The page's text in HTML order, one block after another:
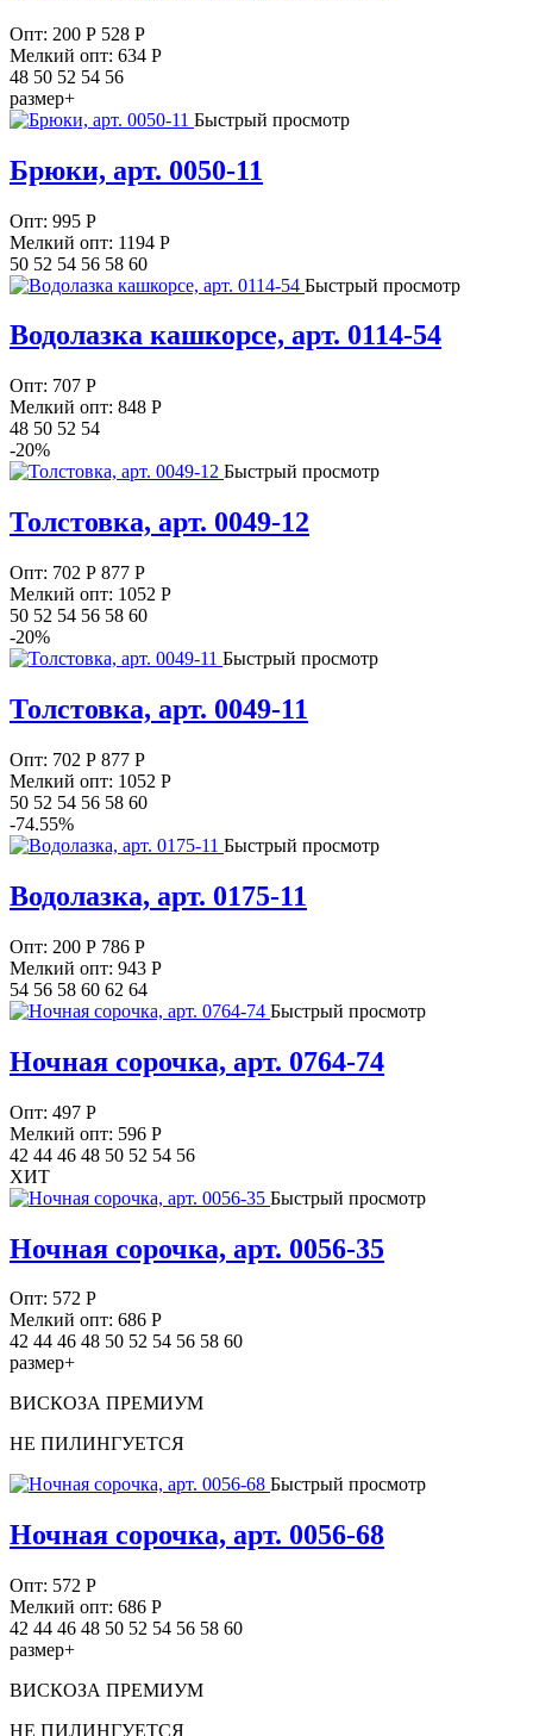
Опт: 200 Р 528 Р
Мелкий опт: 634 Р
48 50 52 54 56
размер+
Быстрый просмотр
Брюки, арт. 0050-11
Опт: 995 Р
Мелкий опт: 1194 Р
50 52 54 56 58 60
Быстрый просмотр
Водолазка кашкорсе, арт. 0114-54
Опт: 707 Р
Мелкий опт: 848 Р
48 50 52 54
-20%
Быстрый просмотр
Толстовка, арт. 0049-12
Опт: 702 Р 877 Р
Мелкий опт: 1052 Р
50 52 54 56 58 60
-20%
Быстрый просмотр
Толстовка, арт. 0049-11
Опт: 702 Р 877 Р
Мелкий опт: 1052 Р
50 52 54 56 58 60
-74.55%
Быстрый просмотр
Водолазка, арт. 0175-11
Опт: 200 Р 786 Р
Мелкий опт: 943 Р
54 56 58 60 62 64
Быстрый просмотр
Ночная сорочка, арт. 0764-74
Опт: 497 Р
Мелкий опт: 596 Р
42 44 46 48 50 52 54 56
ХИТ
Быстрый просмотр
Ночная сорочка, арт. 0056-35
Опт: 572 Р
Мелкий опт: 686 Р
42 44 46 48 50 52 54 56 58 60
размер+
ВИСКОЗА ПРЕМИУМ
НЕ ПИЛИНГУЕТСЯ
Быстрый просмотр
Ночная сорочка, арт. 0056-68
Опт: 572 Р
Мелкий опт: 686 Р
42 44 46 48 50 52 54 56 58 60
размер+
ВИСКОЗА ПРЕМИУМ
НЕ ПИЛИНГУЕТСЯ